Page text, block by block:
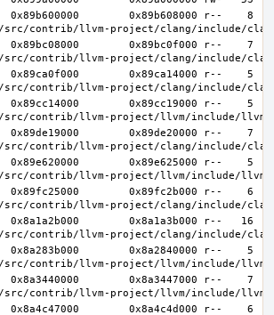
0x89b600000        0x89b608000 r--    8
0x89bc08000        0x89bc0f000 r--    7
0x89ca0f000        0x89ca14000 r--    5
0x89cc14000        0x89cc19000 r--    5
0x89de19000        0x89de20000 r--    7
0x89e620000        0x89e625000 r--    5
0x89fc25000        0x89fc2b000 r--    6
0x8a1a2b000        0x8a1a3b000 r--   16
0x8a283b000        0x8a2840000 r--    5
0x8a3440000        0x8a3447000 r--    7
0x8a4c47000        0x8a4c4d000 r--    6